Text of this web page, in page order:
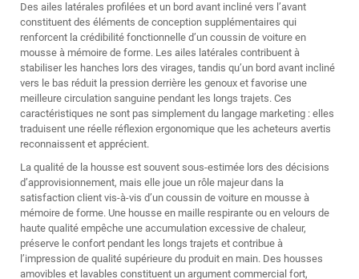
Des ailes latérales profilées et un bord avant incliné vers l’avant
constituent des éléments de conception supplémentaires qui
renforcent la crédibilité fonctionnelle d’un coussin de voiture en
mousse à mémoire de forme. Les ailes latérales contribuent à
stabiliser les hanches lors des virages, tandis qu’un bord avant incliné
vers le bas réduit la pression derrière les genoux et favorise une
meilleure circulation sanguine pendant les longs trajets. Ces
caractéristiques ne sont pas simplement du langage marketing : elles
traduisent une réelle réflexion ergonomique que les acheteurs avertis
reconnaissent et apprécient.
La qualité de la housse est souvent sous-estimée lors des décisions
d’approvisionnement, mais elle joue un rôle majeur dans la
satisfaction client vis-à-vis d’un coussin de voiture en mousse à
mémoire de forme. Une housse en maille respirante ou en velours de
haute qualité empêche une accumulation excessive de chaleur,
préserve le confort pendant les longs trajets et contribue à
l’impression de qualité supérieure du produit en main. Des housses
amovibles et lavables constituent un argument commercial fort,